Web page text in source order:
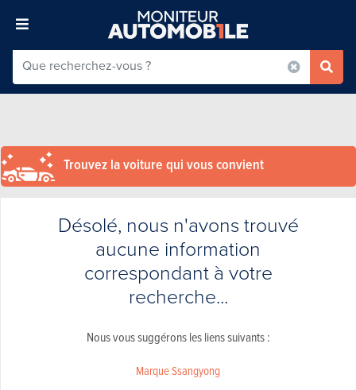
Trouvez la voiture qui vous convient
Désolé, nous n'avons trouvé
aucune information
correspondant à votre
recherche...
Nous vous suggérons les liens suivants :
Marque Ssangyong